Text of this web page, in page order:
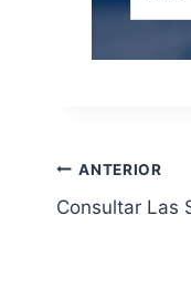
de
ANTERIOR
Consultar Las